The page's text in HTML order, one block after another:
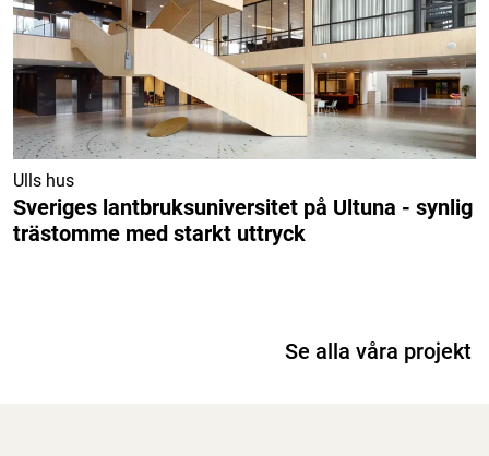
Ulls hus
Sveriges lantbruksuniversitet på Ultuna - synlig
trästomme med starkt uttryck
Se alla våra projekt